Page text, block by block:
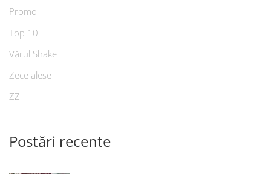
Promo
Top 10
Vărul Shake
Zece alese
ZZ
Postări recente